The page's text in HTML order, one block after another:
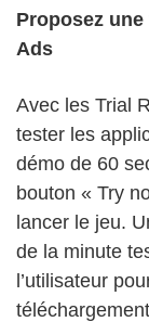
Proposez une
Ads
Avec les Trial
tester les
démo de 60
bouton « Try
lancer le jeu.
de la minute
l’utilisateur